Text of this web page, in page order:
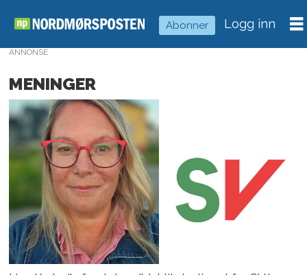
Abonner Logg inn
ANNONSE
MENINGER